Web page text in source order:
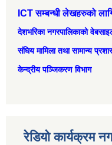
ICT सम्बन्धी लेखहरुको
देशभरिका नगरपालिकाको
संघिय मामिला तथा सामान्‍य
केन्द्रीय पञ्जिकरण विभाग
रेडियो कार्यक्रम